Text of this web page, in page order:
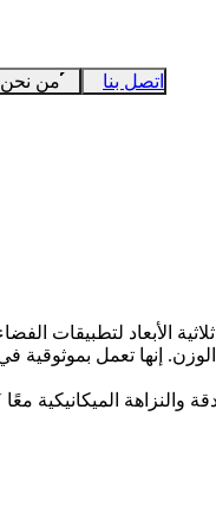
من نحن اتصل بنا